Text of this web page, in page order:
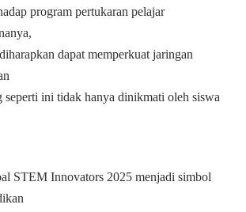
program pertukaran pelajar
dapat memperkuat jaringan
seperti ini tidak hanya dinikmati oleh siswa
STEM Innovators 2025 menjadi simbol